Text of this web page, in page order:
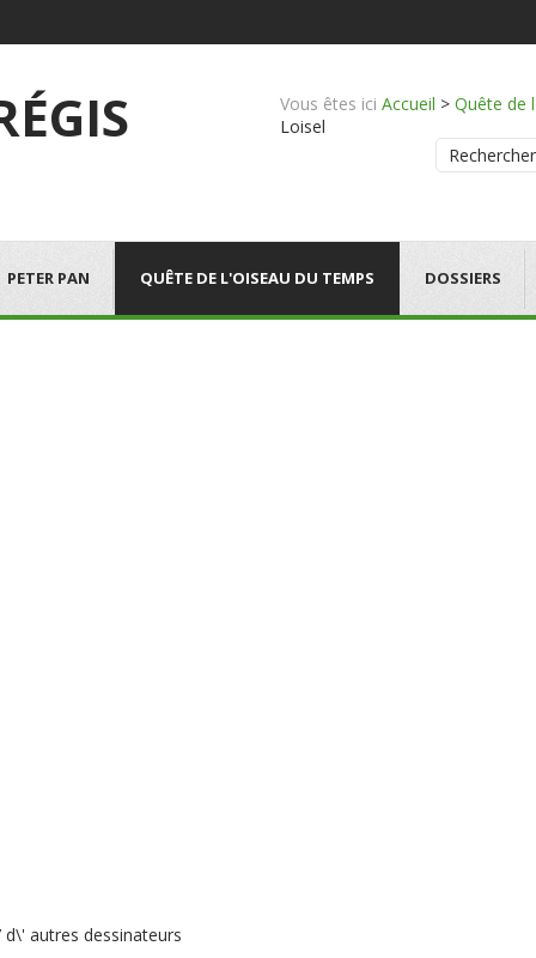
Vous êtes ici Accueil > Quête de
Loisel
Rechercher
PETER PAN QUÊTE DE L'OISEAU DU TEMPS DOSSIERS
autres dessinateurs